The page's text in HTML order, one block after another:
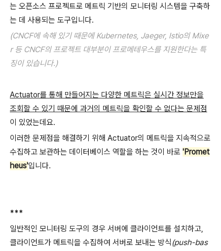
는 오픈소스 프로젝트로 메트릭 기반의 모니터링 시스템을 구축하
는 데 사용되는 도구입니다.
(CNCF에 속해 있기 때문에 Kubernetes, Jaeger, Istio의 Mixe
r 등 CNCF의 프로젝트 대부분이 프로메테우스를 지원한다는 특
징이 있습니다.)
Actuator를 통해 만들어지는 다양한 메트릭은 실시간 정보만을
조회할 수 있기 때문에 과거의 메트릭을 확인할 수 없다는 문제점
이 있었는데요.
이러한 문제점을 해결하기 위해 Actuator의 메트릭을 지속적으로
수집하고 보관하는 데이터베이스 역할을 하는 것이 바로 'Promet
heus'입니다.
***
일반적인 모니터링 도구의 경우 서버에 클라이언트를 설치하고,
클라이언트가 메트릭을 수집하여 서버로 보내는 방식 (push-bas